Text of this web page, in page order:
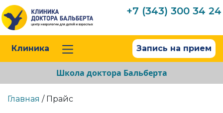
+7 (343) 300 34 24
Клиника Запись на прием
Школа доктора Бальберта
Главная / Прайс